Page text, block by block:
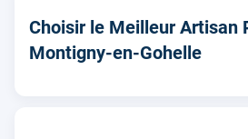
Choisir le Meilleur Artisan
Montigny-en-Gohelle